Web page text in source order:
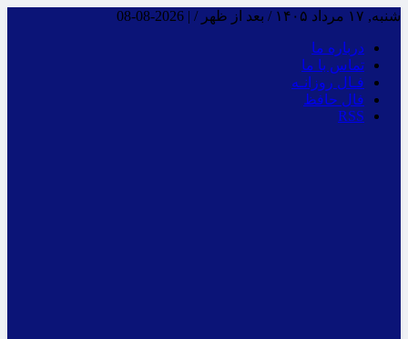
شنبه, ۱۷ مرداد ۱۴۰۵ / بعد از ظهر / |
2026-08-08
درباره ما
تماس با ما
فـال روزانـه
فال حافظ
RSS